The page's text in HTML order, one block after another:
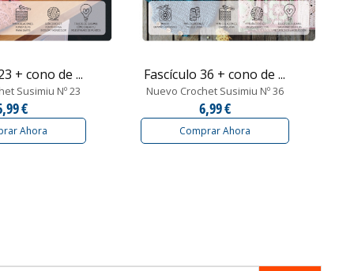
+ cono de ...
Susimiu Nº 23
€
Ahora
Fascículo 36 + cono de ...
Nuevo Crochet Susimiu Nº 36
6,99 €
Comprar Ahora